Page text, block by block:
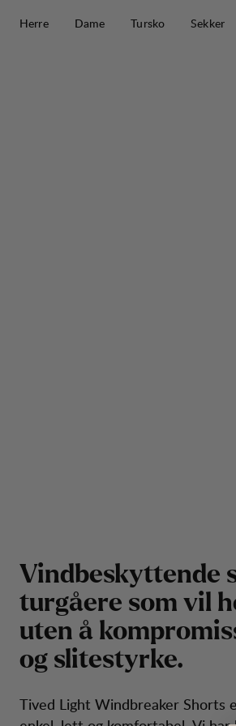
Herre
Dame Tursko Sekker
Vindbeskyttende
turgåere som vil h
uten å kompromis
og slitestyrke.
Tived Light Windbreaker Shorts